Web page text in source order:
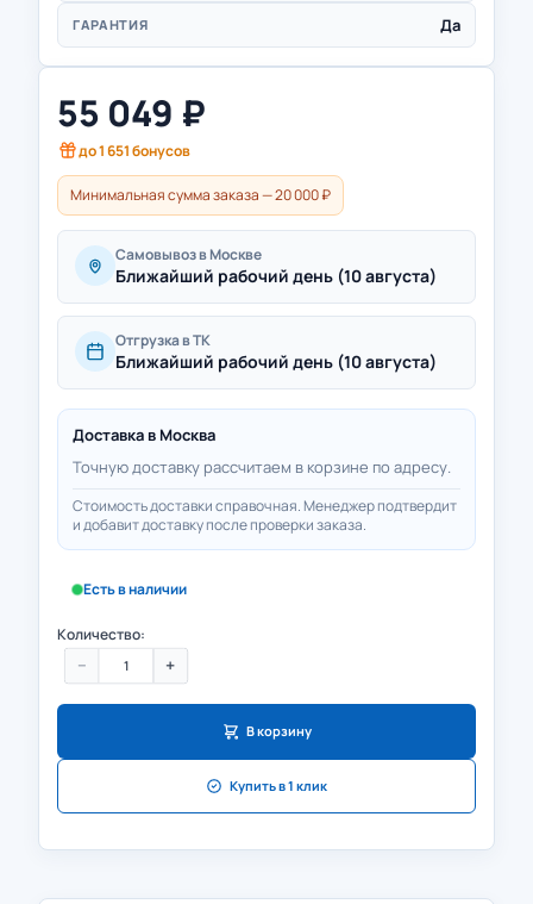
ГАРАНТИЯ Да
55 049 ₽
до1 651бонусов
Минимальная сумма заказа — 20 000 ₽
Самовывоз в Москве
Ближайший рабочий день (10 августа)
Отгрузка в ТК
Ближайший рабочий день (10 августа)
Доставка в Москва
Точную доставку рассчитаем в корзине по адресу.
Стоимость доставки справочная. Менеджер подтвердит
и добавит доставку после проверки заказа.
Есть в наличии
Количество:
− +
В корзину
Купить в 1 клик